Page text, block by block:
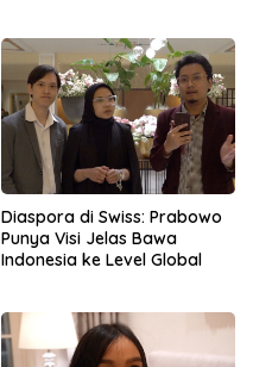
Diaspora di Swiss: Prabowo
Punya Visi Jelas Bawa
Indonesia ke Level Global